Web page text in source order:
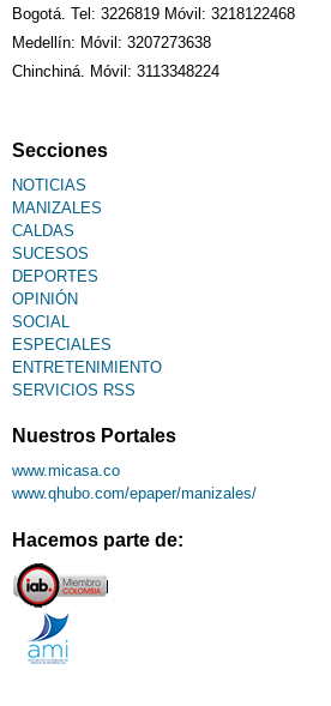
Sudoku
Bogotá. Tel: 3226819 Móvil: 3218122468
Medellín: Móvil: 3207273638
Chinchiná. Móvil: 3113348224
Secciones
NOTICIAS
MANIZALES
CALDAS
SUCESOS
DEPORTES
OPINIÓN
SOCIAL
ESPECIALES
ENTRETENIMIENTO
SERVICIOS RSS
Nuestros Portales
www.micasa.co
www.qhubo.com/epaper/manizales/
Hacemos parte de: